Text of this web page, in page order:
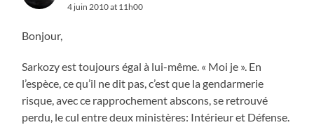
4 juin 2010 at 11h00
Bonjour,
Sarkozy est toujours égal à lui-même. « Moi je ». En
l’espèce, ce qu’il ne dit pas, c’est que la gendarmerie
risque, avec ce rapprochement abscons, se retrouvé
perdu, le cul entre deux ministères: Intérieur et Défense.